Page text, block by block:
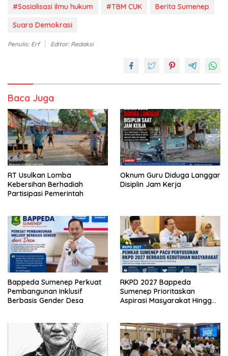
#Sosialisasi ilmu hukum
#TBM CUK
Berita Sumenep
Suara Demokrasi
Penulis: Erf Editor: Redaksi
Baca Juga
RT Usulkan Lomba
Kebersihan Berhadiah
Partisipasi Pemerintah
Oknum Guru Diduga Langgar
Disiplin Jam Kerja
Bappeda Sumenep Perkuat
Pembangunan Inklusif
Berbasis Gender Desa
RKPD 2027 Bappeda
Sumenep Prioritaskan
Aspirasi Masyarakat Hingga